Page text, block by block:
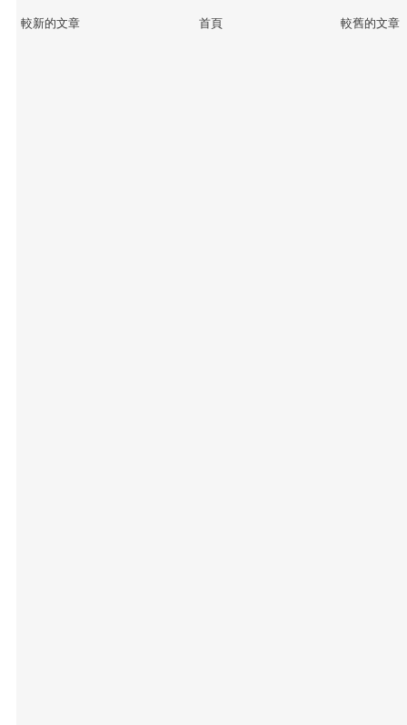
較新的文章 較舊的文章
首頁